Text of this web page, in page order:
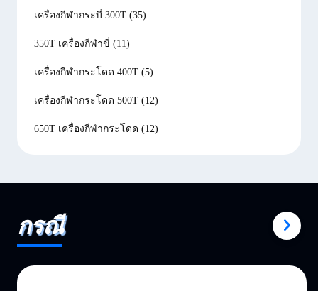
เครื่องกีฬากระบี่ 300T (35)
350T เครื่องกีฬาขี่ (11)
เครื่องกีฬากระโดด 400T (5)
เครื่องกีฬากระโดด 500T (12)
650T เครื่องกีฬากระโดด (12)
กรณี